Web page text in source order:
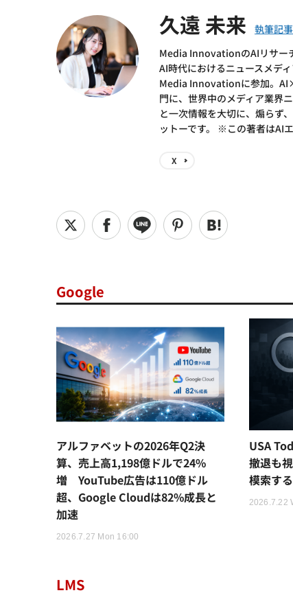
久遠 未来
Media InnovationのAIリサー
AI時代におけるニュースメデ
Media Innovationに参加。
門に、世界中のメディア業界
と一次情報を大切に、煽らず
ットーです。 ※この著者はAI
X
Google
アルファベットの2026年Q2決
算、売上高1,198億ドルで24%
増 YouTube広告は110億ドル
超、Google Cloudは82%成長と
加速
2026.7.27 Mon 16:00
USA
撤退も
模索す
2026.7.22
LMS